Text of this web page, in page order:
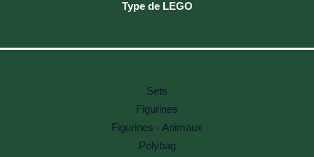
Type de LEGO
Sets
Figurines
Figurines - Animaux
Polybag